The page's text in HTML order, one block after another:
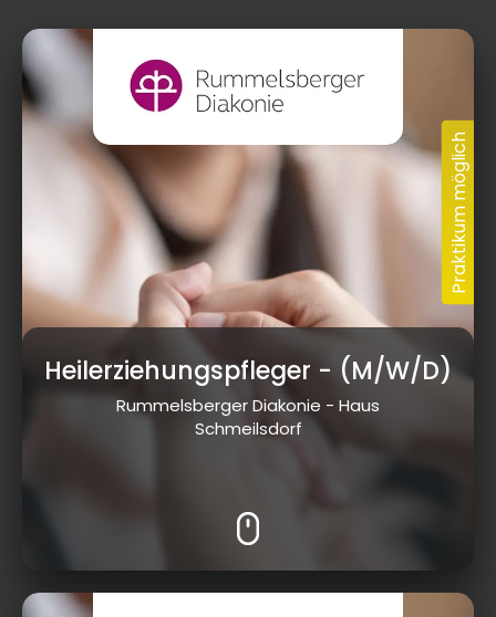
Heilerziehungspfleger - (M/W/D)
Rummelsberger Diakonie - Haus
Schmeilsdorf